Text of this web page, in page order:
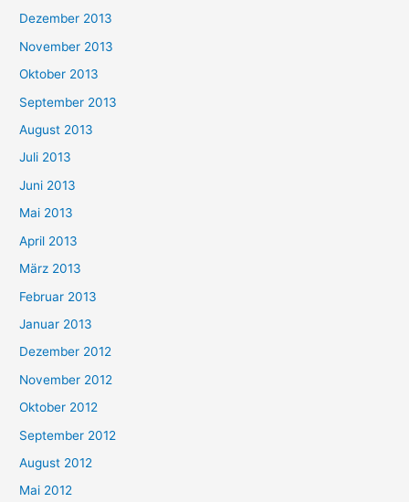
Dezember 2013
November 2013
Oktober 2013
September 2013
August 2013
Juli 2013
Juni 2013
Mai 2013
April 2013
März 2013
Februar 2013
Januar 2013
Dezember 2012
November 2012
Oktober 2012
September 2012
August 2012
Mai 2012